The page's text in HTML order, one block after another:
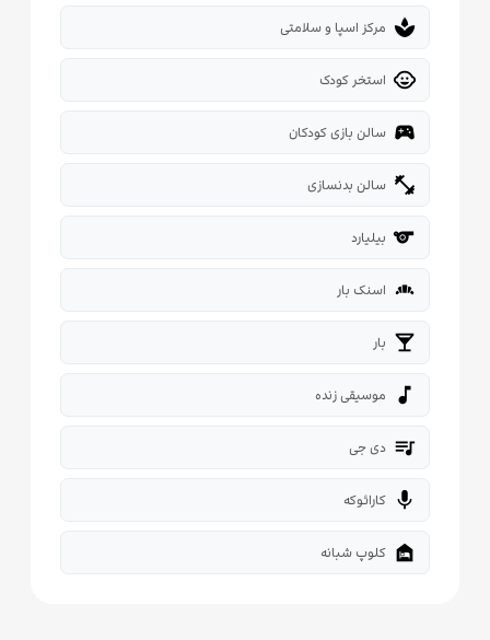
spa مرکز اسپا و سلامتی
child_care استخر کودک
sports_esports سالن بازی کودکان
fitness_center سالن بدنسازی
بیلیارد
bakery_dining اسنک بار
local_bar بار
music_note موسیقی زنده
queue_music دی جی
mic کارائوکه
night_shelter کلوپ شبانه